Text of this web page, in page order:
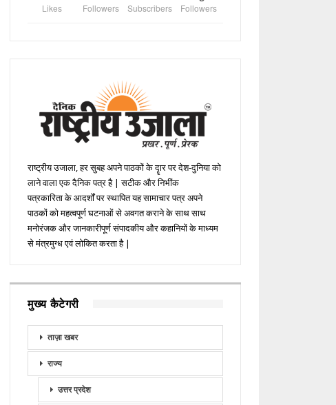
Likes Followers Subscribers Followers
राष्ट्रीय उजाला, हर सुबह अपने पाठकों के दॄार पर देश-दुनिया को
लाने वाला एक दैनिक पत्र है | सटीक और निभींक
पत्रकारिता के आदर्शों पर स्थापित यह सामाचार पत्र अपने
पाठकों को महत्वपूर्ण घटनाओं से अवगत कराने के साथ साथ
मनोरंजक और जानकारीपूर्ण संपादकीय और कहानियों के माध्यम
से मंत्रमुग्ध एवं लोकित करता है |
मुख्य कैटेगरी
ताज़ा खबर
राज्य
उत्तर प्रदेश